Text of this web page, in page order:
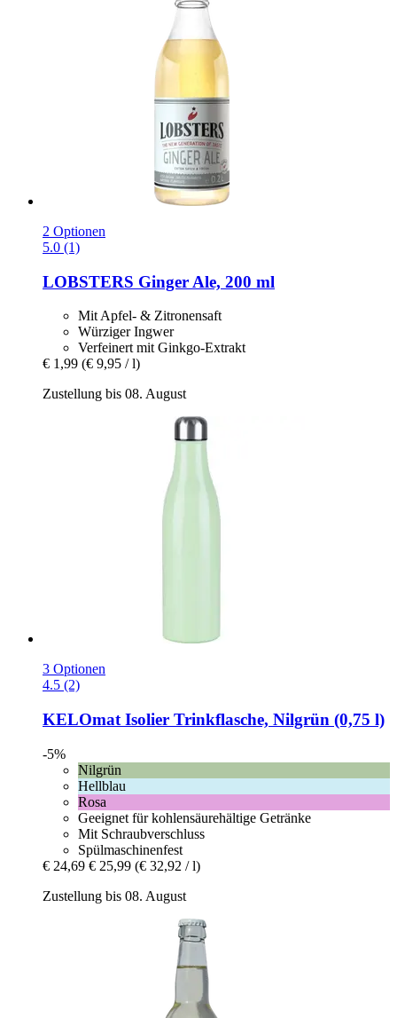
2 Optionen
5.0 (1)
LOBSTERS Ginger Ale, 200 ml
Mit Apfel- & Zitronensaft
Würziger Ingwer
Verfeinert mit Ginkgo-Extrakt
€ 1,99 (€ 9,95 / l)
Zustellung bis 08. August
3 Optionen
4.5 (2)
KELOmat Isolier Trinkflasche, Nilgrün (0,75 l)
-5%
Nilgrün
Hellblau
Rosa
Geeignet für kohlensäurehältige Getränke
Mit Schraubverschluss
Spülmaschinenfest
€ 24,69 € 25,99 (€ 32,92 / l)
Zustellung bis 08. August